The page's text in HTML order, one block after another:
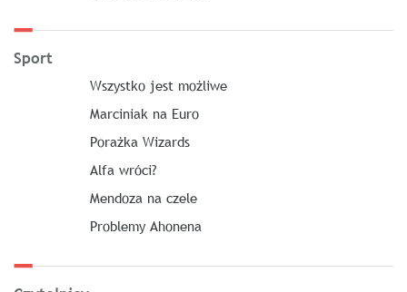
Sport
Wszystko jest możliwe
Marciniak na Euro
Porażka Wizards
Alfa wróci?
Mendoza na czele
Problemy Ahonena